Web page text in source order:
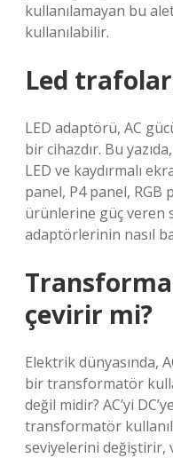
kullanılamayan bu
kullanılabilir.
Led
LED adaptörü, AC
bir cihazdır. Bu
LED ve kaydırmalı
panel, P4 panel, RGB
ürünlerine güç veren
adaptörlerinin nasıl
çevirir mi?
Elektrik dünyasında,
bir transformatör
değil midir? AC’yi
transformatör
seviyelerini değiştirir,